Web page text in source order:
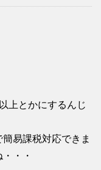
上とかにするんじ
易課税対応できま
・・